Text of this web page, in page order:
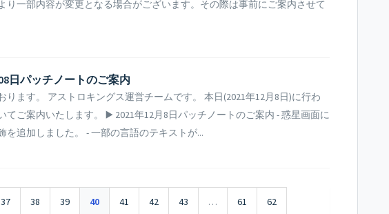
り一部内容が変更となる場合がございます。その際は事前にご案内させて
日パッチノートのご案内
ります。 アストロキングス運営チームです。 本日(2021年12月8日)に行わ
てご案内いたします。 ▶️ 2021年12月8日パッチノートのご案内 - 惑星画面に
を追加しました。 - 一部の言語のテキストが...
37 38 39 40 41 42 43 … 61 62